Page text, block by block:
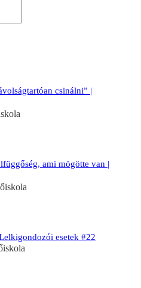
csinálni” |
ami mögötte van |
esetek #22